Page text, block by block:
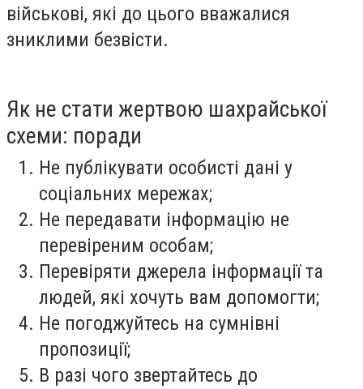
військові, які до цього вважалися
зниклими безвісти.
Як не стати жертвою шахрайської
схеми: поради
Не публікувати особисті дані у
соціальних мережах;
Не передавати інформацію не
перевіреним особам;
Перевіряти джерела інформації та
людей, які хочуть вам допомогти;
Не погоджуйтесь на сумнівні
пропозиції;
В разі чого звертайтесь до